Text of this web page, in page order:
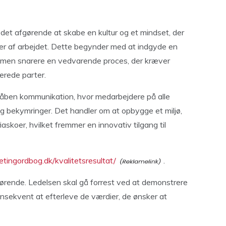
afgørende at skabe en kultur og et mindset, der
af arbejdet. Dette begynder med at indgyde en
snarere en vedvarende proces, der kræver
parter.
kommunikation, hvor medarbejdere på alle
bekymringer. Det handler om at opbygge et miljø,
hvilket fremmer en innovativ tilgang til
kvalitetsresultat/ .
Ledelsen skal gå forrest ved at demonstrere
at efterleve de værdier, de ønsker at